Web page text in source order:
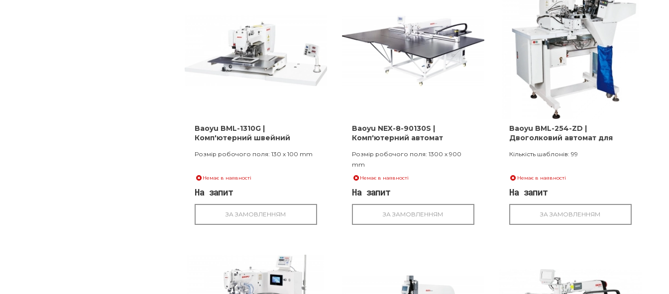
Baoyu BML-1310G |
Комп'ютерний швейний
збільшеним човником
Розмір робочого поля: 130 x 100 mm
Немає в наявності
На запит
ЗА ЗАМОВЛЕННЯМ
Baoyu NEX-8-90130S |
Комп'ютерний автомат
Розмір робочого поля: 1300 x 900
mm
Немає в наявності
На запит
ЗА ЗАМОВЛЕННЯМ
Baoyu BML-254-ZD |
Двоголковий автомат для
Кількість шаблонів: 99
Немає в наявності
На запит
ЗА ЗАМОВЛЕННЯМ